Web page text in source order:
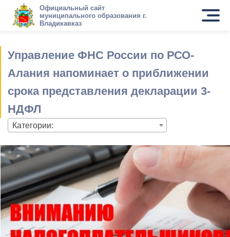
Официальный сайт
муниципального образования г.
Владикавказ
Управление ФНС России по РСО-
Алания напоминает о приближении
срока представления декларации 3-
НДФЛ
Категории: